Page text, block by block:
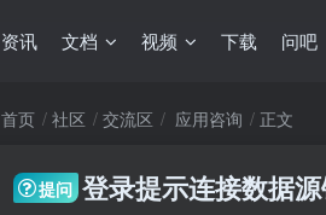
资讯 文档 视频 下载 问吧
首页 社区 交流区 应用咨询 正文
提问 登录提示连接数据